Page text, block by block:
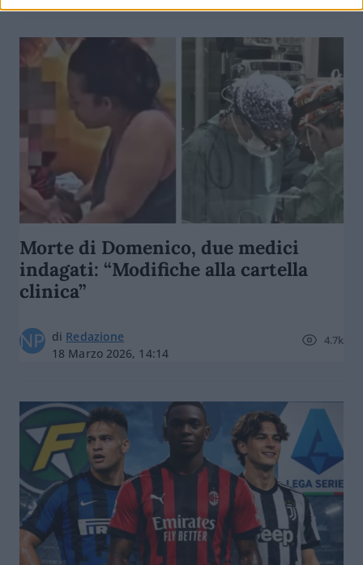
Morte di Domenico, due medici
indagati: “Modifiche alla cartella
clinica”
di Redazione
18 Marzo 2026, 14:14
4.7k